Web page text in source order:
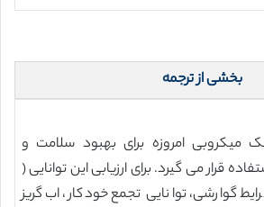
بخشی از ترجمه
میکروبی امروزه برای بهبود سلامت و
قرار می گیرد. برای ارزیابی این توانایی (
گوارشی، توانایی تجمع خودکار، اب گریز